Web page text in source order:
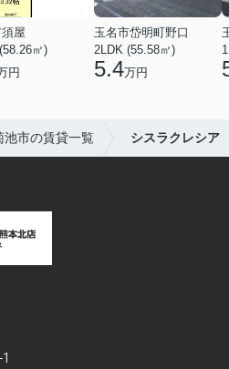
屋
㎡)
円
玉名市岱明町野口
2LDK (55.58㎡)
5.4万円
池市の賃貸一覧 シスラクレシア